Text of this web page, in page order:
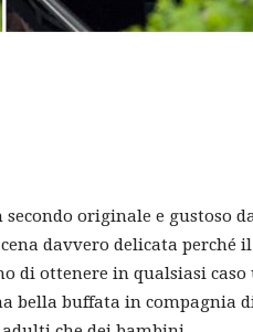
secondo originale e gustoso
davvero delicata perché
di ottenere in qualsiasi
bella buffata in compagnia